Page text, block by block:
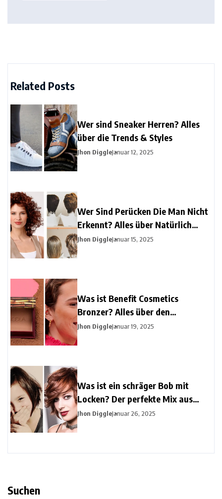
Related Posts
Wer sind Sneaker Herren? Alles
über die Trends & Styles
Jhon DiggleJanuar 12, 2025
Wer Sind Perücken Die Man Nicht
Erkennt? Alles über Natürlich
Aussehende Perücken
Jhon DiggleJanuar 15, 2025
Was ist Benefit Cosmetics
Bronzer? Alles über den
ikonischen Glow
Jhon DiggleJanuar 19, 2025
Was ist ein schräger Bob mit
Locken? Der perfekte Mix aus
Eleganz und Schwung
Jhon DiggleJanuar 26, 2025
Suchen